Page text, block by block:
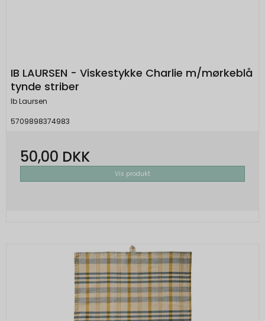
IB LAURSEN - Viskestykke Charlie m/mørkeblå
tynde striber
Ib Laursen
5709898374983
50,00 DKK
Vis produkt